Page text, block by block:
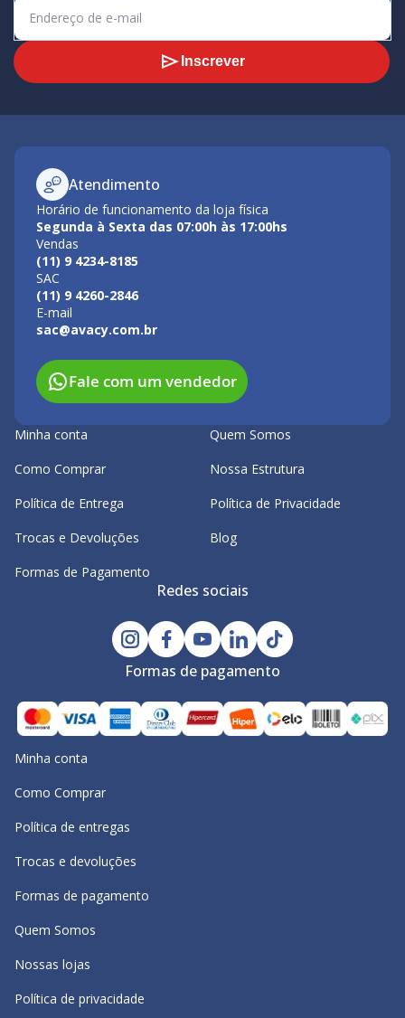
Inscrever
Atendimento
Horário de funcionamento da loja física
Segunda à Sexta das 07:00h às 17:00hs
Vendas
(11) 9 4234-8185
SAC
(11) 9 4260-2846
E-mail
sac@avacy.com.br
Fale com um vendedor
Minha conta
Como Comprar
Política de Entrega
Trocas e Devoluções
Formas de Pagamento
Quem Somos
Nossa Estrutura
Política de Privacidade
Blog
Redes sociais
Formas de pagamento
Minha conta
Como Comprar
Política de entregas
Trocas e devoluções
Formas de pagamento
Quem Somos
Nossas lojas
Política de privacidade